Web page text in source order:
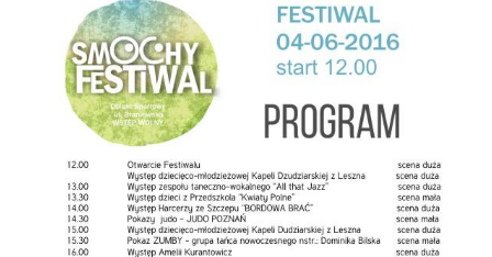
Nowe centrum Smochowic - koncepcja
przebudowy